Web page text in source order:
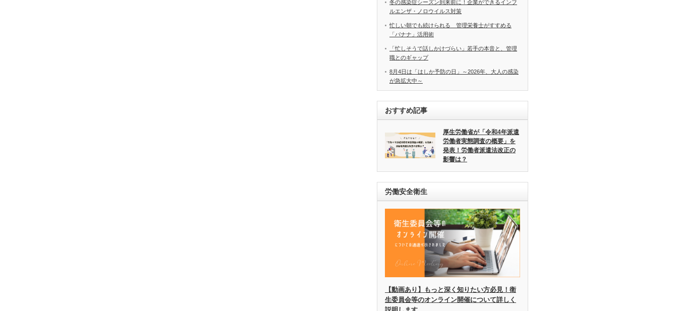
冬の感染症シーズン到来前に！企業ができるインフ
ルエンザ・ノロウイルス対策
忙しい朝でも続けられる 管理栄養士がすすめる
「バナナ」活用術
「忙しそうで話しかけづらい」若手の本音と、管理
職とのギャップ
8月4日は「はしか予防の日」～2026年、大人の感染
が急拡大中～
おすすめ記事
厚生労働省が「令和4年派遣
労働者実態調査の概要」を
発表！労働者派遣法改正の
影響は？
労働安全衛生
【動画あり】もっと深く知りたい方必見！衛
生委員会等のオンライン開催について詳しく